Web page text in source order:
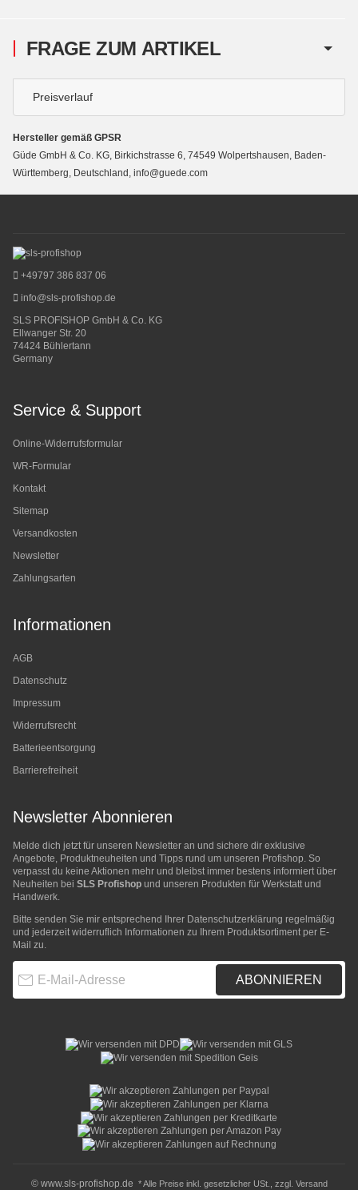
FRAGE ZUM ARTIKEL
Preisverlauf
Hersteller gemäß GPSR
Güde GmbH & Co. KG, Birkichstrasse 6, 74549 Wolpertshausen, Baden-
Württemberg, Deutschland, info@guede.com
+49797 386 837 06
info@sls-profishop.de
SLS PROFISHOP GmbH & Co. KG
Ellwanger Str. 20
74424 Bühlertann
Germany
Service & Support
Online-Widerrufsformular
WR-Formular
Kontakt
Sitemap
Versandkosten
Newsletter
Zahlungsarten
Informationen
AGB
Datenschutz
Impressum
Widerrufsrecht
Batterieentsorgung
Barrierefreiheit
Newsletter Abonnieren
Melde dich jetzt für unseren Newsletter an und sichere dir exklusive
Angebote, Produktneuheiten und Tipps rund um unseren Profishop. So
verpasst du keine Aktionen mehr und bleibst immer bestens informiert über
Neuheiten bei SLS Profishop und unseren Produkten für Werkstatt und
Handwerk.
Bitte senden Sie mir entsprechend Ihrer Datenschutzerklärung regelmäßig
und jederzeit widerruflich Informationen zu Ihrem Produktsortiment per E-
Mail zu.
ABONNIEREN
© www.sls-profishop.de * Alle Preise inkl. gesetzlicher USt., zzgl. Versand